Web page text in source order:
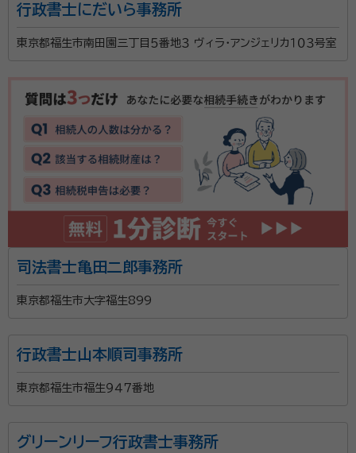
行政書士にだいら事務所
東京都福生市南田園三丁目５番地３ ヴィラ・アンジェリカ１０３号室
司法書士亀田二郎事務所
東京都福生市大字福生899
行政書士山本順司事務所
東京都福生市福生９４７番地
グリーンリーフ行政書士事務所